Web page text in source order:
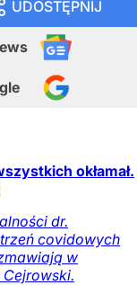
UDOSTĘPNIJ
okłamał.
dr.
covidowych
w
Cejrowski.